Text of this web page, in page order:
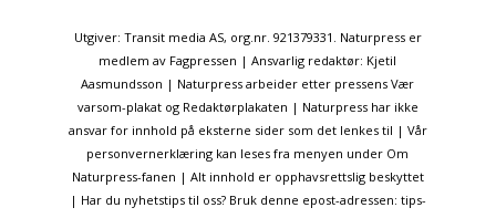
Utgiver: Transit media AS, org.nr. 921379331. Naturpress er
medlem av Fagpressen | Ansvarlig redaktør: Kjetil
Aasmundsson | Naturpress arbeider etter pressens Vær
varsom-plakat og Redaktørplakaten | Naturpress har ikke
ansvar for innhold på eksterne sider som det lenkes til | Vår
personvernerklæring kan leses fra menyen under Om
Naturpress-fanen | Alt innhold er opphavsrettslig beskyttet
| Har du nyhetstips til oss? Bruk denne epost-adressen: tips-